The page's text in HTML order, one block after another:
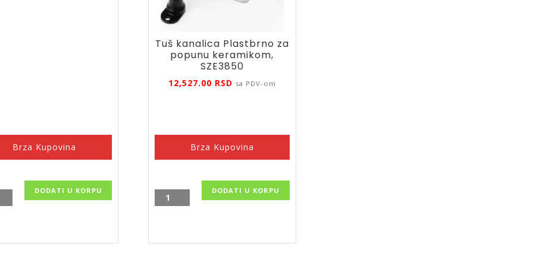
Brza Kupovina
DODATI U KORPU
Tuš kanalica Plastbrno za
popunu keramikom,
SZE3850
12,527.00 RSD sa PDV-om
Brza Kupovina
Tuš
kanalica
DODATI U KORPU